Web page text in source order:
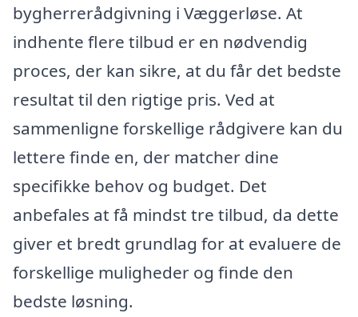
bygherrerådgivning i Væggerløse. At
indhente flere tilbud er en nødvendig
proces, der kan sikre, at du får det bedste
resultat til den rigtige pris. Ved at
sammenligne forskellige rådgivere kan du
lettere finde en, der matcher dine
specifikke behov og budget. Det
anbefales at få mindst tre tilbud, da dette
giver et bredt grundlag for at evaluere de
forskellige muligheder og finde den
bedste løsning.